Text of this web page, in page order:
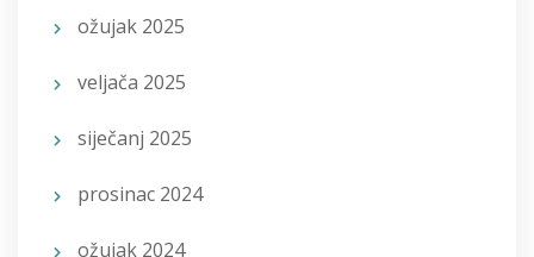
ožujak 2025
veljača 2025
siječanj 2025
prosinac 2024
ožujak 2024